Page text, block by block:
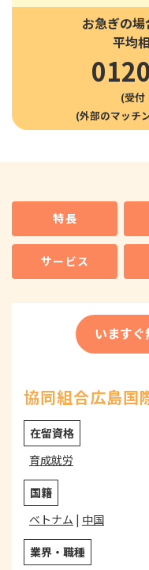
お急ぎの場
平均
(受付
特長
サービス
います
協同組合広島国
在留資格
育成就労
国籍
ベトナム | 中国
業界・職種